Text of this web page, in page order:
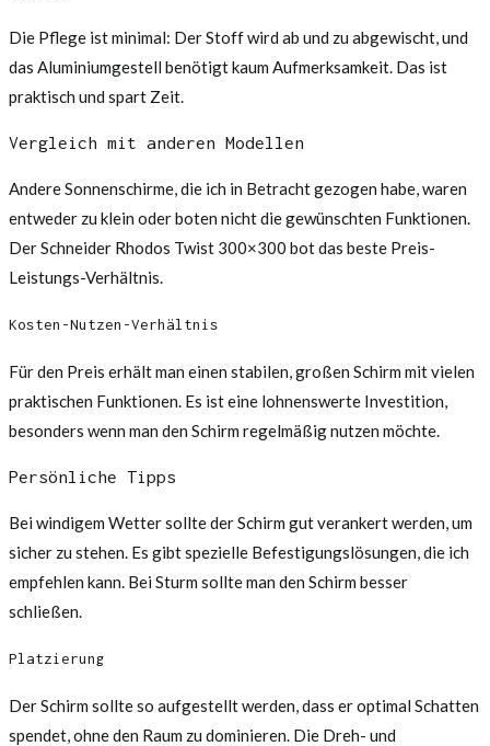
Die Pflege ist minimal: Der Stoff wird ab und zu abgewischt, und
das Aluminiumgestell benötigt kaum Aufmerksamkeit. Das ist
praktisch und spart Zeit.
Vergleich mit anderen Modellen
Andere Sonnenschirme, die ich in Betracht gezogen habe, waren
entweder zu klein oder boten nicht die gewünschten Funktionen.
Der Schneider Rhodos Twist 300×300 bot das beste Preis-
Leistungs-Verhältnis.
Kosten-Nutzen-Verhältnis
Für den Preis erhält man einen stabilen, großen Schirm mit vielen
praktischen Funktionen. Es ist eine lohnenswerte Investition,
besonders wenn man den Schirm regelmäßig nutzen möchte.
Persönliche Tipps
Bei windigem Wetter sollte der Schirm gut verankert werden, um
sicher zu stehen. Es gibt spezielle Befestigungslösungen, die ich
empfehlen kann. Bei Sturm sollte man den Schirm besser
schließen.
Platzierung
Der Schirm sollte so aufgestellt werden, dass er optimal Schatten
spendet, ohne den Raum zu dominieren. Die Dreh- und